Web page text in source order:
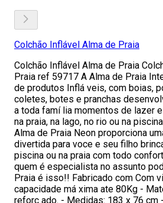
Colchão Inflável Alma de Praia
Colchão Inflável Alma de Praia
Praia ref 59717 A Alma de Praia
de produtos Inflá veis, com boias,
coletes, botes e pranchas
a toda famí lia momentos de lazer
na praia, na lago, no rio ou na
Alma de Praia Neon proporciona
divertida para voce e seu filho
piscina ou na praia com todo
quem é especialista no assunto
Praia é isso!! Fabricado com Com
capacidade má xima ate 80Kg -
reforç ado. - Medidas: 183 x 76 cm